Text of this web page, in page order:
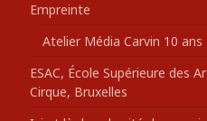
Empreinte
Atelier Média Carvin 10 ans
ESAC, École Supérieure des
Cirque, Bruxelles